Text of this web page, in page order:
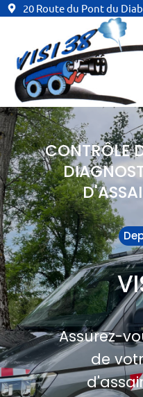
Aller
20 Route du Pont du
CONTRÔLE
Assurez-
de